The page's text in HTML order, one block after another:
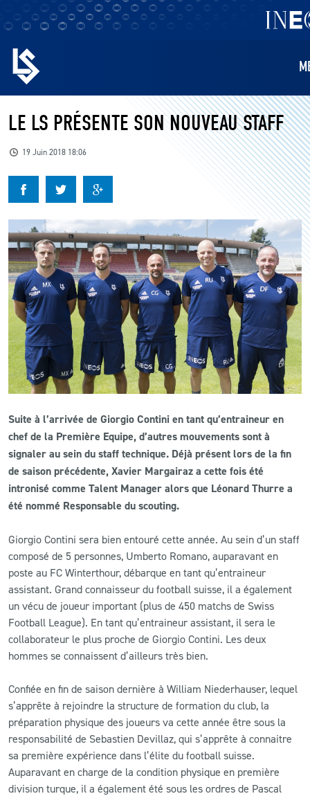
EQUIPES
BILLETTERIE
FANS
KIDS
BUSINESS
RESTAURATION
CLUB
CONTACT
ACTUALITÉS
LS E-SHOP
L’APP DU LS
LS ACADEMY CAMPS
PRESSE ET MEDIAS
LE LS PRÉSENTE SON NOUVEAU STAFF
19 Juin 2018 18:06
Suite à l’arrivée de Giorgio Contini en tant qu’entraineur en
chef de la Première Equipe, d’autres mouvements sont à
signaler au sein du staff technique. Déjà présent lors de la fin
de saison précédente, Xavier Margairaz a cette fois été
intronisé comme Talent Manager alors que Léonard Thurre a
été nommé Responsable du scouting.
Giorgio Contini sera bien entouré cette année. Au sein d’un staff
composé de 5 personnes, Umberto Romano, auparavant en
poste au FC Winterthour, débarque en tant qu’entraineur
assistant. Grand connaisseur du football suisse, il a également
un vécu de joueur important (plus de 450 matchs de Swiss
Football League). En tant qu’entraineur assistant, il sera le
collaborateur le plus proche de Giorgio Contini. Les deux
hommes se connaissent d’ailleurs très bien.
Confiée en fin de saison dernière à William Niederhauser, lequel
s’apprête à rejoindre la structure de formation du club, la
préparation physique des joueurs va cette année être sous la
responsabilité de Sebastien Devillaz, qui s’apprête à connaitre
sa première expérience dans l’élite du football suisse.
Auparavant en charge de la condition physique en première
division turque, il a également été sous les ordres de Pascal